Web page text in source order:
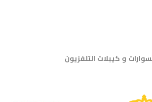
و كيبلات التلفزيون